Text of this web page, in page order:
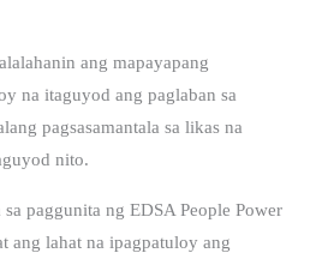
ang mapayapang
na itaguyod ang paglaban sa
pagsasamantala sa likas na
nito.
paggunita ng EDSA People Power
ang lahat na ipagpatuloy ang